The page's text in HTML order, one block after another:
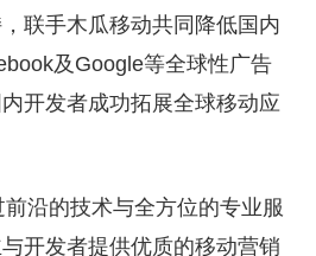
联手木瓜移动共同降低国内
及Google等全球性广告
开发者成功拓展全球移动应
沿的技术与全方位的专业服
开发者提供优质的移动营销